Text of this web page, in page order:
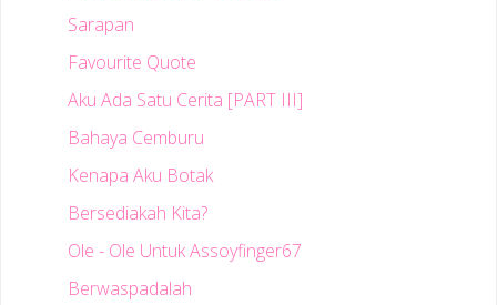
Sarapan
Favourite Quote
Aku Ada Satu Cerita [PART III]
Bahaya Cemburu
Kenapa Aku Botak
Bersediakah Kita?
Ole - Ole Untuk Assoyfinger67
Berwaspadalah